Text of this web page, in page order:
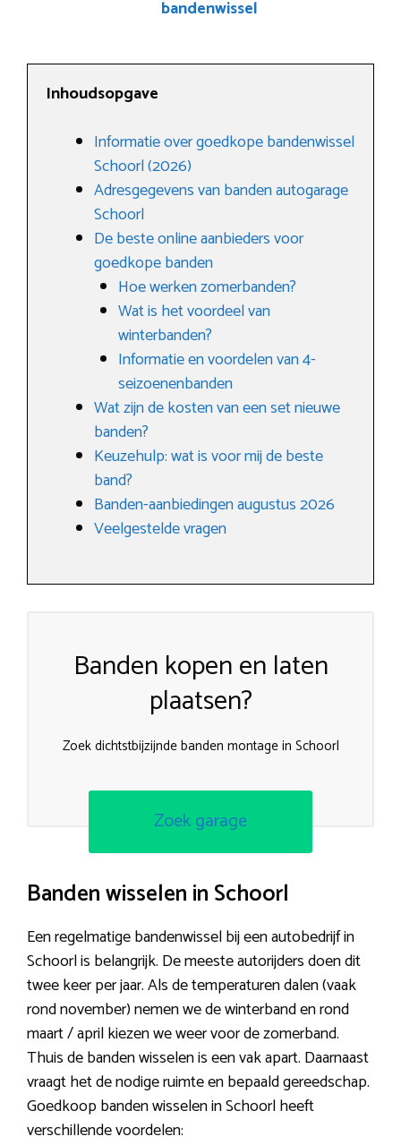
bandenwissel
Inhoudsopgave
Informatie over goedkope bandenwissel
Schoorl (2026)
Adresgegevens van banden autogarage
Schoorl
De beste online aanbieders voor
goedkope banden
Hoe werken zomerbanden?
Wat is het voordeel van
winterbanden?
Informatie en voordelen van 4-
seizoenenbanden
Wat zijn de kosten van een set nieuwe
banden?
Keuzehulp: wat is voor mij de beste
band?
Banden-aanbiedingen augustus 2026
Veelgestelde vragen
Banden kopen en laten
plaatsen?
Zoek dichtstbijzijnde banden montage in Schoorl
Zoek garage
Banden wisselen in Schoorl
Een regelmatige bandenwissel bij een autobedrijf in
Schoorl is belangrijk. De meeste autorijders doen dit
twee keer per jaar. Als de temperaturen dalen (vaak
rond november) nemen we de winterband en rond
maart / april kiezen we weer voor de zomerband.
Thuis de banden wisselen is een vak apart. Daarnaast
vraagt het de nodige ruimte en bepaald gereedschap.
Goedkoop banden wisselen in Schoorl heeft
verschillende voordelen: